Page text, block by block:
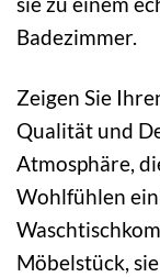
Badezimmer.
Zeigen Sie
Qualität und
Atmosphäre,
Wohlfühlen
Möbelstück,